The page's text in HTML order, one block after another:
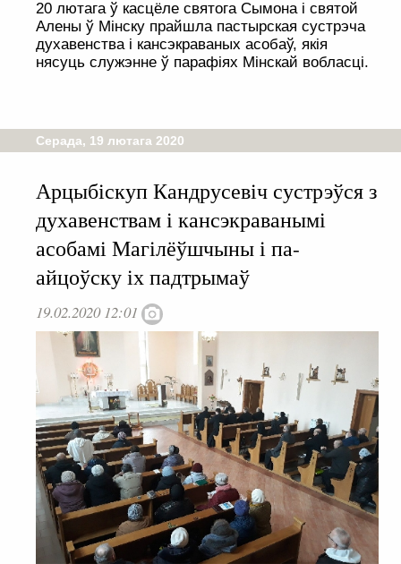
20 лютага ў касцёле святога Сымона і святой
Алены ў Мінску прайшла пастырская сустрэча
духавенства і кансэкраваных асобаў, якія
нясуць служэнне ў парафіях Мінскай вобласці.
Серада, 19 лютага 2020
Арцыбіскуп Кандрусевіч сустрэўся з
духавенствам і кансэкраванымі
асобамі Магілёўшчыны і па-
айцоўску іх падтрымаў
19.02.2020 12:01